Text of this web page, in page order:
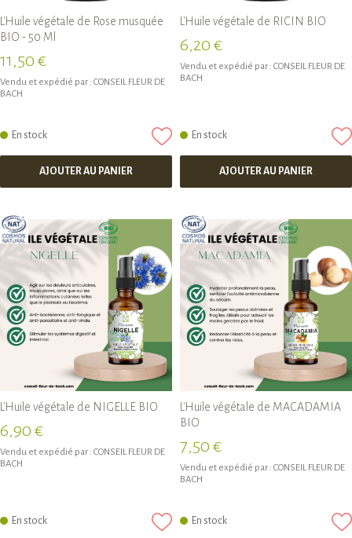
L'Huile végétale de Rose musquée
BIO - 50 Ml
11,50 €
Vendu et expédié par : CONSEIL FLEUR DE
BACH
En stock
AJOUTER AU PANIER
L'Huile végétale de RICIN BIO
6,20 €
Vendu et expédié par : CONSEIL FLEUR DE
BACH
En stock
AJOUTER AU PANIER
L'Huile végétale de NIGELLE BIO
6,90 €
Vendu et expédié par : CONSEIL FLEUR DE
BACH
En stock
L'Huile végétale de MACADAMIA
BIO
7,50 €
Vendu et expédié par : CONSEIL FLEUR DE
BACH
En stock